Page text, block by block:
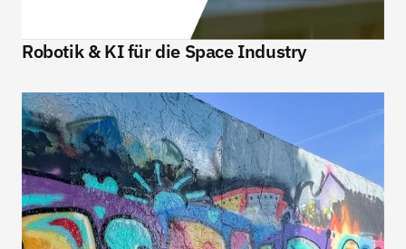
Robotik & KI für die Space Industry